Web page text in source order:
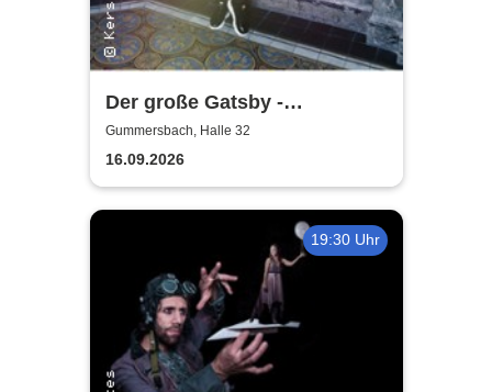
Der große Gatsby -
Rheinisches Landestheater
Neuss
Gummersbach, Halle 32
16.09.2026
19:30 Uhr